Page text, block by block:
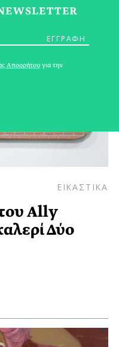
ΕΙΚΑΣΤΙΚΑ
Ally
Δύο
Απορρήτου για την